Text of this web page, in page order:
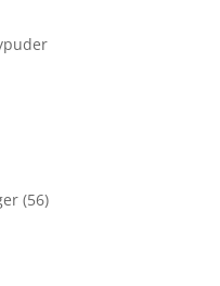
(56)